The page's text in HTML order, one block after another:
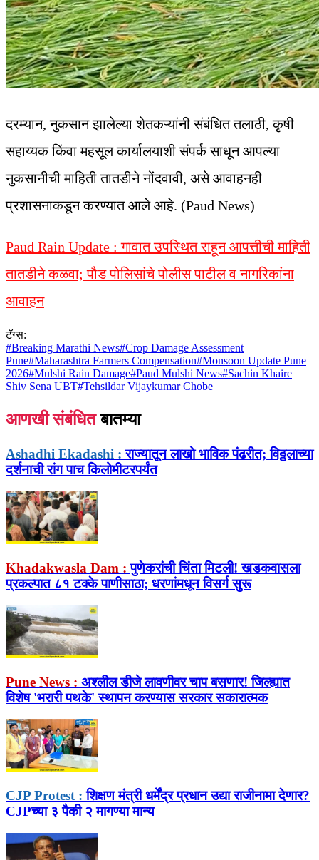
दरम्यान, नुकसान झालेल्या शेतकऱ्यांनी संबंधित तलाठी, कृषी
सहाय्यक किंवा महसूल कार्यालयाशी संपर्क साधून आपल्या
नुकसानीची माहिती तातडीने नोंदवावी, असे आवाहनही
प्रशासनाकडून करण्यात आले आहे. (Paud News)
Paud Rain Update : गावात उपस्थित राहून आपत्तीची माहिती
तातडीने कळवा; पौड पोलिसांचे पोलीस पाटील व नागरिकांना
आवाहन
टॅग्स:
#Breaking Marathi News#Crop Damage Assessment
Pune#Maharashtra Farmers Compensation#Monsoon Update Pune
2026#Mulshi Rain Damage#Paud Mulshi News#Sachin Khaire
Shiv Sena UBT#Tehsildar Vijaykumar Chobe
आणखी संबंधित बातम्या
Ashadhi Ekadashi : राज्यातून लाखो भाविक पंढरीत; विठ्ठलाच्या
दर्शनाची रांग पाच किलोमीटरपर्यंत
Khadakwasla Dam : पुणेकरांची चिंता मिटली! खडकवासला
प्रकल्पात ८१ टक्के पाणीसाठा; धरणांमधून विसर्ग सुरू
Pune News : अश्लील डीजे लावणीवर चाप बसणार! जिल्ह्यात
विशेष 'भरारी पथके' स्थापन करण्यास सरकार सकारात्मक
CJP Protest : शिक्षण मंत्री धर्मेंद्र प्रधान उद्या राजीनामा देणार?
CJPच्या ३ पैकी २ मागण्या मान्य